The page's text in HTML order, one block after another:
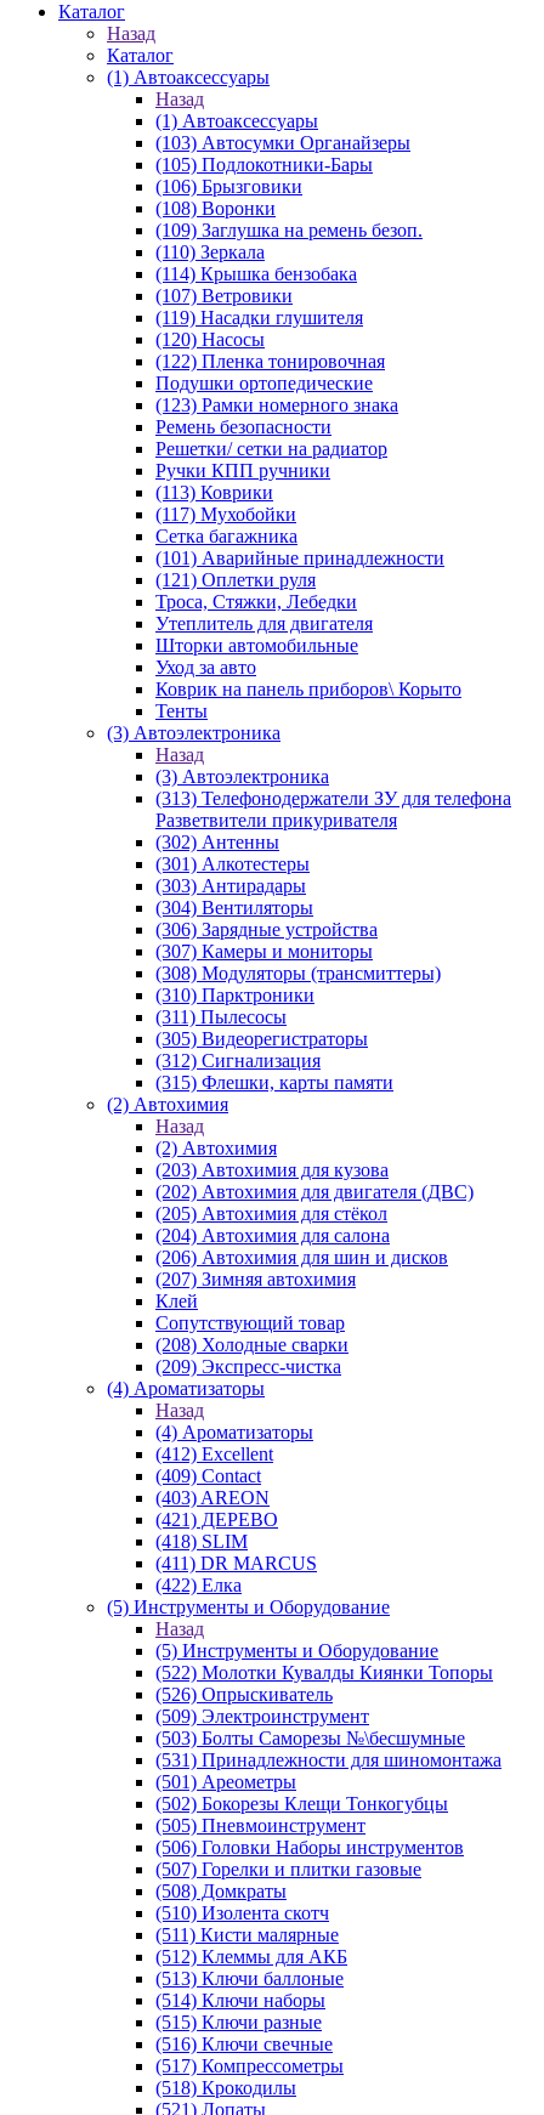
Каталог
Назад
Каталог
(1) Автоаксессуары
Назад
(1) Автоаксессуары
(103) Автосумки Органайзеры
(105) Подлокотники-Бары
(106) Брызговики
(108) Воронки
(109) Заглушка на ремень безоп.
(110) Зеркала
(114) Крышка бензобака
(107) Ветровики
(119) Насадки глушителя
(120) Насосы
(122) Пленка тонировочная
Подушки ортопедические
(123) Рамки номерного знака
Ремень безопасности
Решетки/ сетки на радиатор
Ручки КПП ручники
(113) Коврики
(117) Мухобойки
Сетка багажника
(101) Аварийные принадлежности
(121) Оплетки руля
Троса, Стяжки, Лебедки
Утеплитель для двигателя
Шторки автомобильные
Уход за авто
Коврик на панель приборов\ Корыто
Тенты
(3) Автоэлектроника
Назад
(3) Автоэлектроника
(313) Телефонодержатели ЗУ для телефона
Разветвители прикуривателя
(302) Антенны
(301) Алкотестеры
(303) Антирадары
(304) Вентиляторы
(306) Зарядные устройства
(307) Камеры и мониторы
(308) Модуляторы (трансмиттеры)
(310) Парктроники
(311) Пылесосы
(305) Видеорегистраторы
(312) Сигнализация
(315) Флешки, карты памяти
(2) Автохимия
Назад
(2) Автохимия
(203) Автохимия для кузова
(202) Автохимия для двигателя (ДВС)
(205) Автохимия для стёкол
(204) Автохимия для салона
(206) Автохимия для шин и дисков
(207) Зимняя автохимия
Клей
Сопутствующий товар
(208) Холодные сварки
(209) Экспреcс-чистка
(4) Ароматизаторы
Назад
(4) Ароматизаторы
(412) Excellent
(409) Contact
(403) AREON
(421) ДЕРЕВО
(418) SLIM
(411) DR MARCUS
(422) Елка
(5) Инструменты и Оборудование
Назад
(5) Инструменты и Оборудование
(522) Молотки Кувалды Киянки Топоры
(526) Опрыскиватель
(509) Электроинструмент
(503) Болты Саморезы №\бесшумные
(531) Принадлежности для шиномонтажа
(501) Ареометры
(502) Бокорезы Клещи Тонкогубцы
(505) Пневмоинструмент
(506) Головки Наборы инструментов
(507) Горелки и плитки газовые
(508) Домкраты
(510) Изолента скотч
(511) Кисти малярные
(512) Клеммы для АКБ
(513) Ключи баллоные
(514) Ключи наборы
(515) Ключи разные
(516) Ключи свечные
(517) Компрессометры
(518) Крокодилы
(521) Лопаты